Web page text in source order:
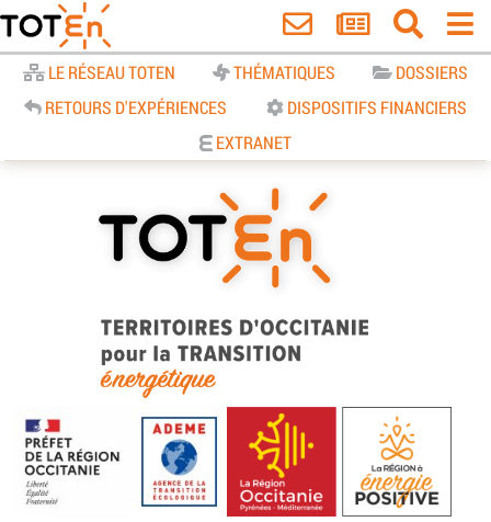
LE RÉSEAU TOTEN THÉMATIQUES
DOSSIERS
RETOURS D'EXPÉRIENCES
DISPOSITIFS FINANCIERS
EXTRANET
TOTEn Occitanie | Territoires
d’Occitanie pour la Transition
Energétique